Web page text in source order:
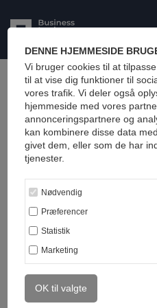
DENNE HJEMMESIDE
Vi bruger cookies til at
til at vise dig funktioner til
vores trafik. Vi deler også
hjemmeside med vores
annonceringspartnere og
kan kombinere disse data
givet dem, eller som de har
tjenester.
Nødvendig
Præferencer
Statistik
Marketing
OK til valgte
June 19, 2022
Ledelsesmæssig
Ledelsesmæssig